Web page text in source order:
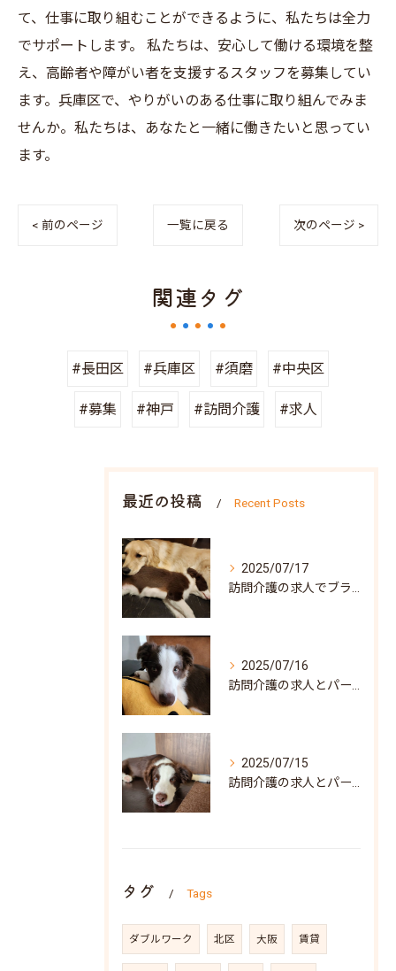
て、仕事に取り組むことができるように、私たちは全力
でサポートします。 私たちは、安心して働ける環境を整
え、高齢者や障がい者を支援するスタッフを募集してい
ます。兵庫区で、やりがいのある仕事に取り組んでみま
せんか。私たちは、あなたと一緒に働きたいと思ってい
ます。
< 前のページ 一覧に戻る 次のページ >
関連タグ
#長田区 #兵庫区 #須磨 #中央区
#募集 #神戸 #訪問介護 #求人
最近の投稿 Recent Posts
2025/07/17
2025/07/16
2025/07/15
タグ Tags
ダブルワーク 北区 大阪 賃貸